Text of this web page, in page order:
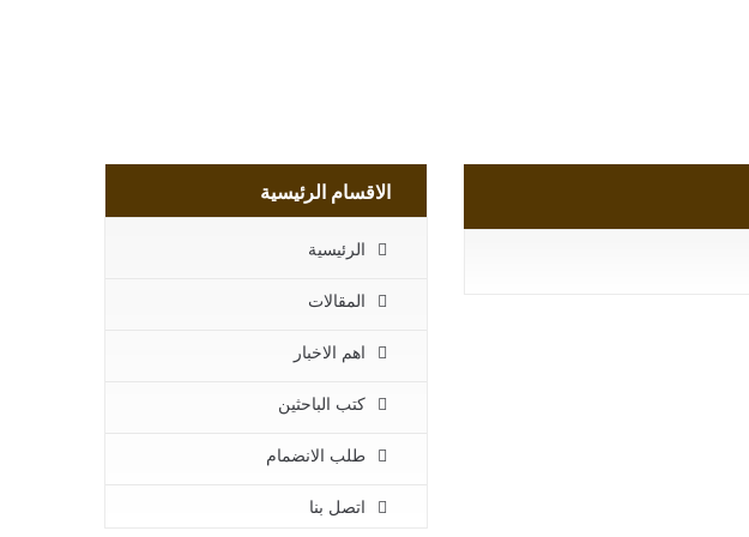
الاقسام الرئيسية
الرئيسية
المقالات
اهم الاخبار
كتب الباحثين
طلب الانضمام
اتصل بنا